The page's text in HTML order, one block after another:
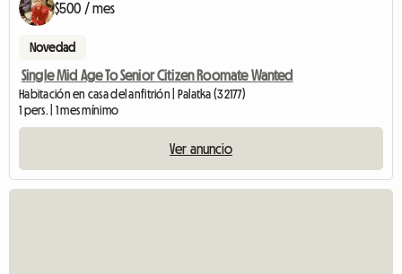
$500 / mes
Novedad
Single Mid Age To Senior Citizen Roomate Wanted
Habitación en casa del anfitrión | Palatka (32177)
1 pers. | 1 mes mínimo
Ver anuncio